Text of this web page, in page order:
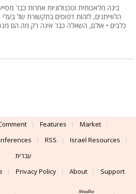
בינה מלאכותית וטכנולוגיות אחרות כבר
הלווייתנים, לזהות דפוסים בתקשורת של
כלבים • אולם, השאלה כבר אינה רק מה הם
Features
Market
RSS
Israel Resources
עברית
Privacy Policy About Support